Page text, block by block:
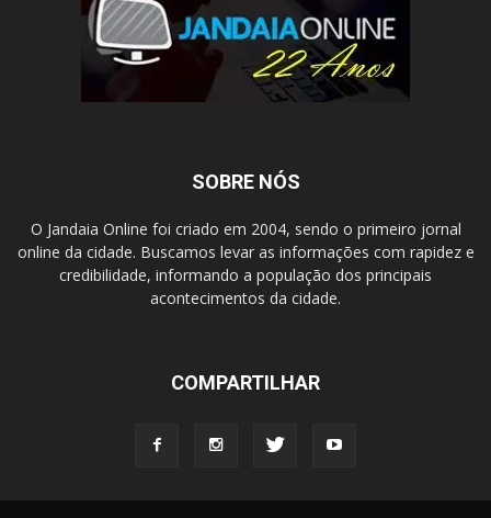
SOBRE NÓS
O Jandaia Online foi criado em 2004, sendo o primeiro jornal
online da cidade. Buscamos levar as informações com rapidez e
credibilidade, informando a população dos principais
acontecimentos da cidade.
COMPARTILHAR